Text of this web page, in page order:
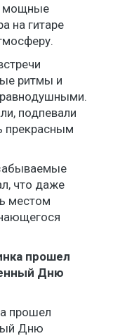
мощные
на гитаре
ритмы и
подпевали
прекрасным
что даже
местом
прошел
Дню
прошел
Дню